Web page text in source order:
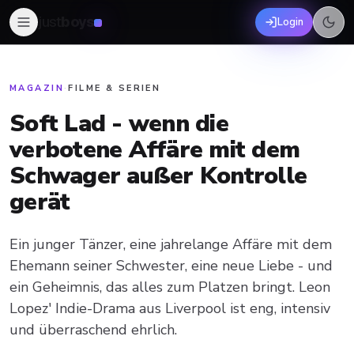
boys Login
MAGAZIN ·FILME & SERIEN
Soft Lad - wenn die
verbotene Affäre mit dem
Schwager außer Kontrolle
gerät
Ein junger Tänzer, eine jahrelange Affäre mit dem
Ehemann seiner Schwester, eine neue Liebe - und
ein Geheimnis, das alles zum Platzen bringt. Leon
Lopez' Indie-Drama aus Liverpool ist eng, intensiv
und überraschend ehrlich.